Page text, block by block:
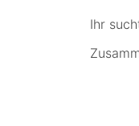
Ihr